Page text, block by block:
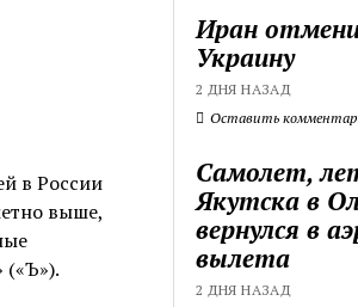
в России
выше,
(«Ъ»).
Иран
Украину
2 ДНЯ НАЗАД
Оставить
Самолет,
Якутска в
вернулся в
вылета
2 ДНЯ НАЗАД